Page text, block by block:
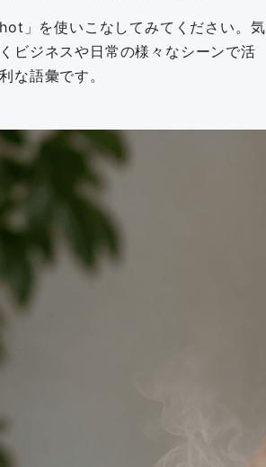
」を使いこなしてみてください。気
ビジネスや日常の様々なシーンで活
な語彙です。